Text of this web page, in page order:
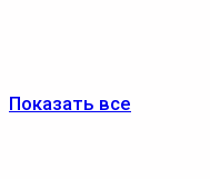
Показать все